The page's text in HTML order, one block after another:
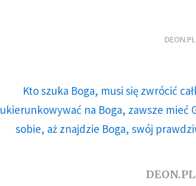
Kto szuka Boga, musi się zwrócić
ukierunkowywać na Boga, zawsze
sobie, aż znajdzie Boga, swój